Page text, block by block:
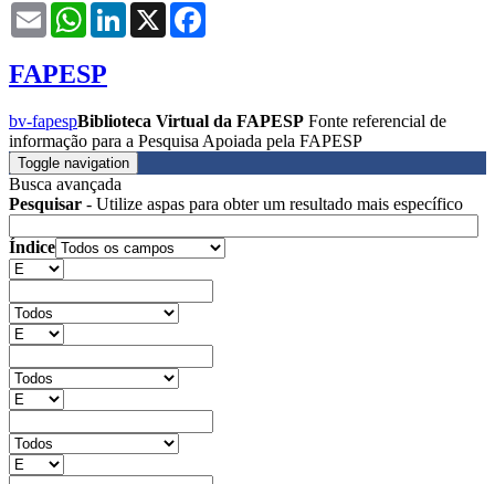
Email WhatsAppLinkedIn
X
FAPESP
bv-fapespBiblioteca Virtual da FAPESP Fonte referencial de
informação para a Pesquisa Apoiada pela FAPESP
Toggle navigation
Busca avançada
Pesquisar - Utilize aspas para obter um resultado mais específico
Índice